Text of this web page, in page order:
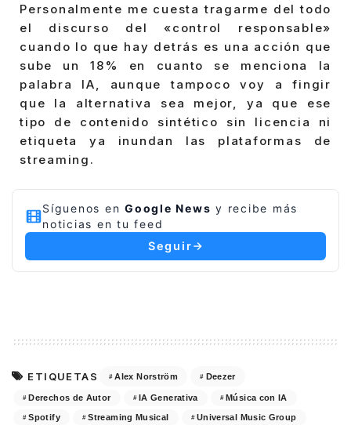
Personalmente me cuesta tragarme del todo
el discurso del «control responsable»
cuando lo que hay detrás es una acción que
sube un 18% en cuanto se menciona la
palabra IA, aunque tampoco voy a fingir
que la alternativa sea mejor, ya que ese
tipo de contenido sintético sin licencia ni
etiqueta ya inundan las plataformas de
streaming.
Síguenos en Google News y recibe más
noticias en tu feed
Seguir
ETIQUETAS Alex Norström Deezer
Derechos de Autor IA Generativa Música con IA
Spotify Streaming Musical Universal Music Group